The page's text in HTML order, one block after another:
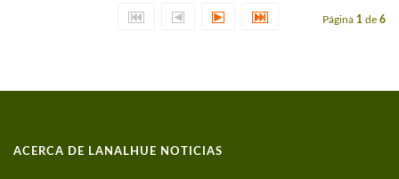
Página 1 de 6
ACERCA DE LANALHUE NOTICIAS